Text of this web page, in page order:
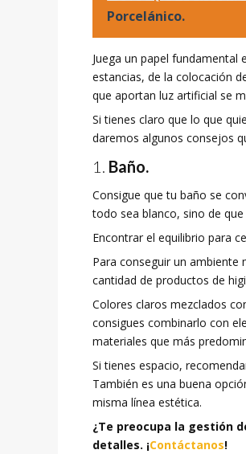
Porcelánico.
Juega un papel
estancias, de la colocación
que aportan luz artificial se
Si tienes claro que lo que
daremos algunos consejos
Baño.
Consigue que tu baño se
todo sea blanco, sino de
Encontrar el equilibrio para
Para conseguir un
cantidad de productos de
Colores claros mezclados
consigues combinarlo con
materiales que más
Si tienes espacio,
También es una buena
misma línea estética.
¿Te preocupa la gestión
detalles. ¡Contáctanos!